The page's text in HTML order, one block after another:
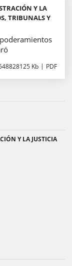
Y LA
TRIBUNALS Y
Kb PDF
Y LA JUSTICIA